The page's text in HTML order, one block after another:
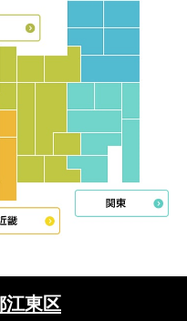
江東区